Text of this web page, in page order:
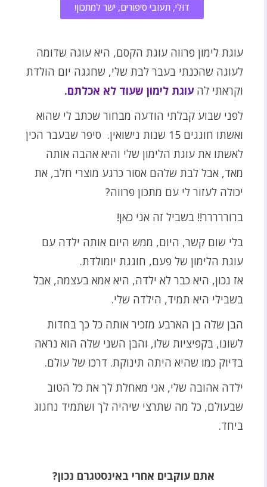
דוּלי, תעזבי סיפורים, ישר למתכון!
עוגת לימון פרווה עוגת הקסם, היא עוגה שדומה
לעוגה שהכנתי בעבר לבת שלי, שחגגה יום הולדת
וקראתי לה עוגת לימון שעוד לא אכלתם.
לפני שבוע קבלתי הודעה מבחור שכתב לי שהוא
ואשתו חוגגים 15 שנות נישואין. סיפר שבעבר הכין
לאשתו את עוגת הלימון שלי והיא אהבה אותה
מאד, אבל לבת שלהם אסור כרגע מוצרי חלב, את
יכולה לעזור לי עם מתכון פרווה?
ברוררררר!! בשביל זה אני כאן!
בלי שום קשר, היום, ממש היום אותה ילדה עם
עוגת הלימון של פעם, חוגגת יומולדת.
אז נכון, היא כבר לא ילדה, היא אמא בעצמה, אבל
בשבילי היא תמיד, הילדה שלי.
הבן שלה בן הארבע מזכיר אותה כל כך בחדות
לשונו, בקפיציות שלו, והבן השני שלה הוא נראה
בדיוק כמו שהיא היתה תינוקת. דרכו של עולם.
ילדה אהובה שלי, אני מאחלת לך את כל הטוב
שבעולם, כל מה שתרצי שיהיה לך ושתמיד נחגוג
ביחד.
אתם עוקבים אחרי באינסטגרם נכון?